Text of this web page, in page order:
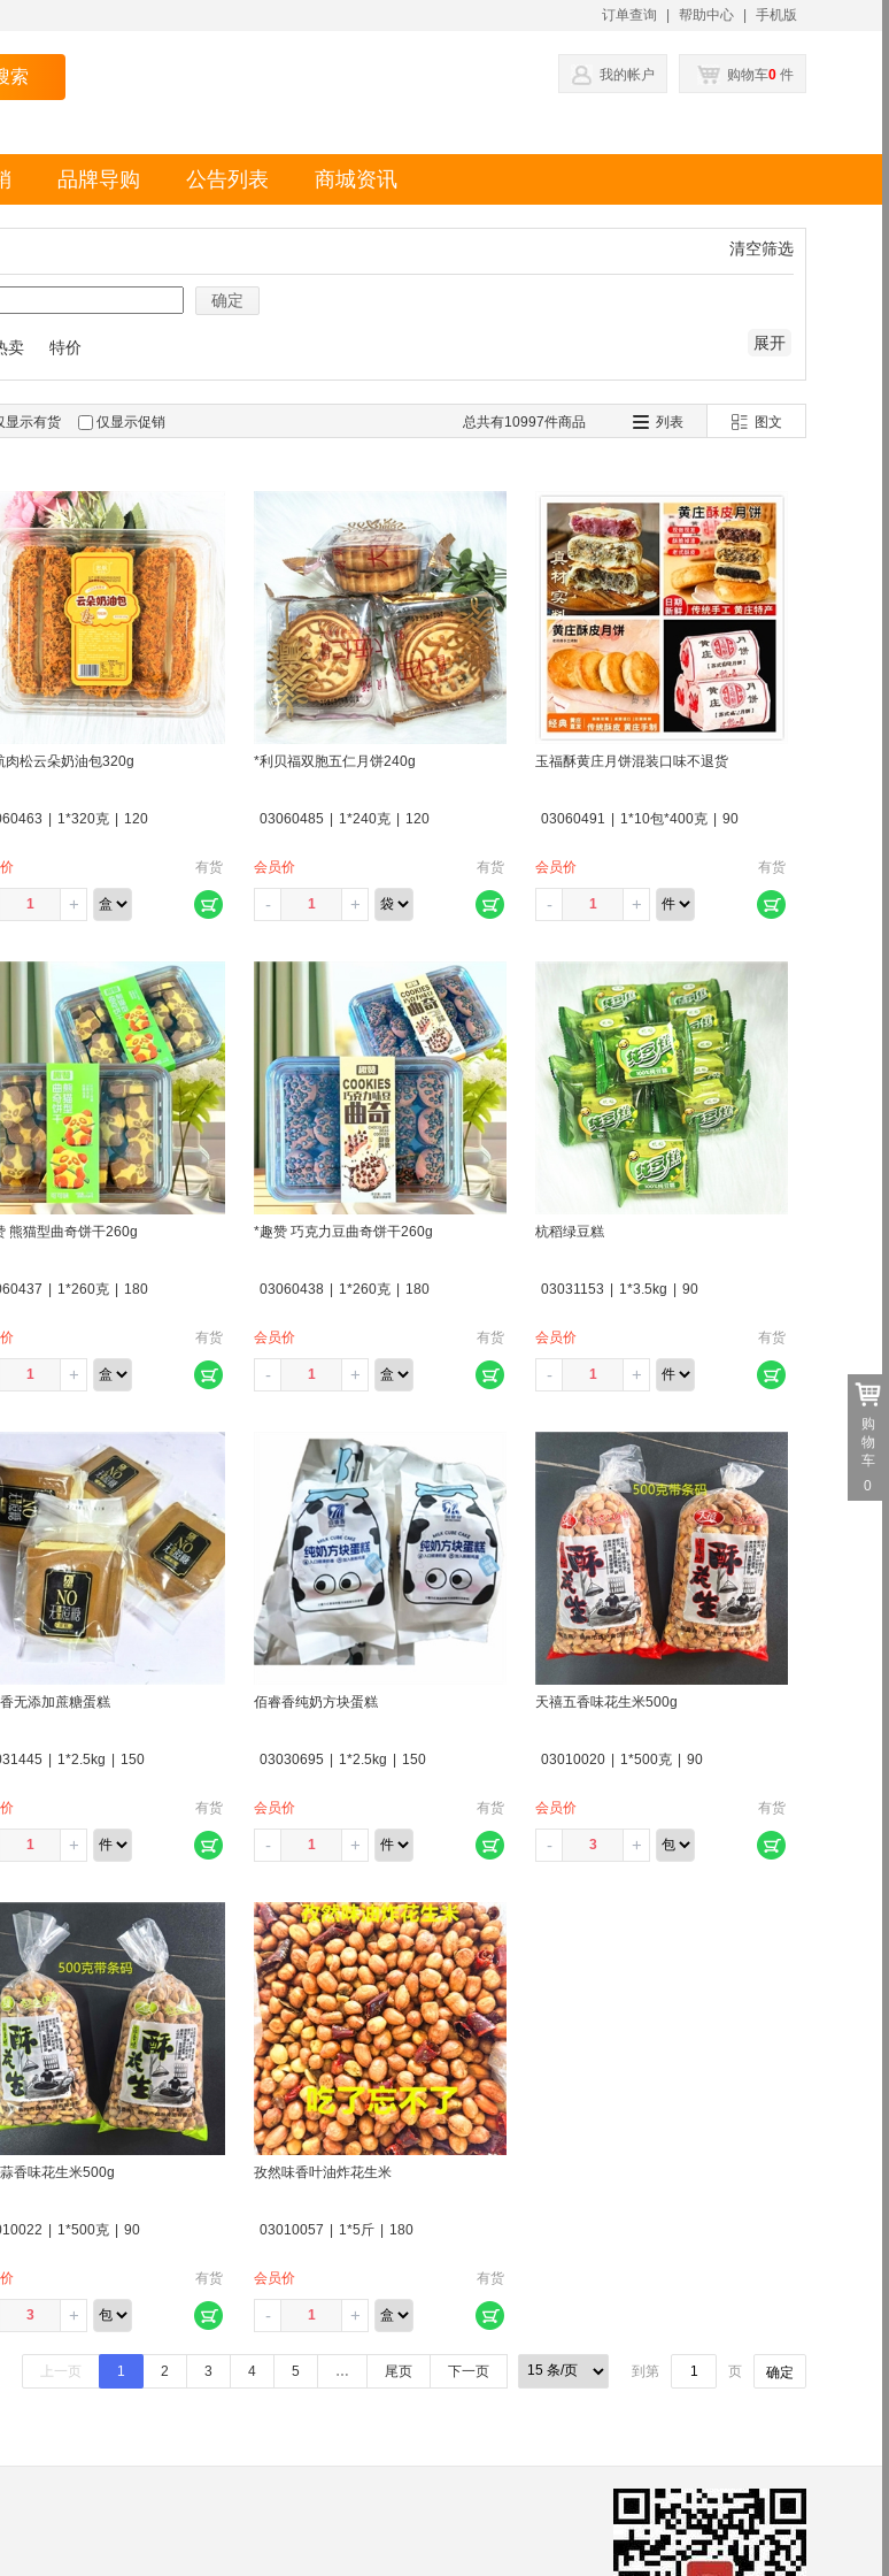
订单查询 帮助中心 手机版
购物车0 件
我的帐户
品牌导购 公告列表 商城资讯
清空筛选
确定
卖 特价 展开
显示有货 仅显示促销 总共有10997件商品 列表 图文
肉松云朵奶油包320g
| 1*320克 | 120
有货
+
*利贝福双胞五仁月饼240g
03060485 | 1*240克 | 120
会员价 有货
- +
玉福酥黄庄月饼混装口味不退货
03060491 | 1*10包*400克 | 90
会员价 有货
- +
熊猫型曲奇饼干260g
| 1*260克 | 180
有货
+
*趣赞 巧克力豆曲奇饼干260g
03060438 | 1*260克 | 180
会员价 有货
- +
杭稻绿豆糕
03031153 | 1*3.5kg | 90
会员价 有货
- +
无添加蔗糖蛋糕
| 1*2.5kg | 150
有货
+
佰睿香纯奶方块蛋糕
03030695 | 1*2.5kg | 150
会员价 有货
- +
天禧五香味花生米500g
03010020 | 1*500克 | 90
会员价 有货
- +
香味花生米500g
| 1*500克 | 90
有货
+
孜然味香叶油炸花生米
03010057 | 1*5斤 | 180
会员价 有货
- +
上一页 1 2 3 4 5 … 尾页 下一页 到第 页 确定
购
物
车
0